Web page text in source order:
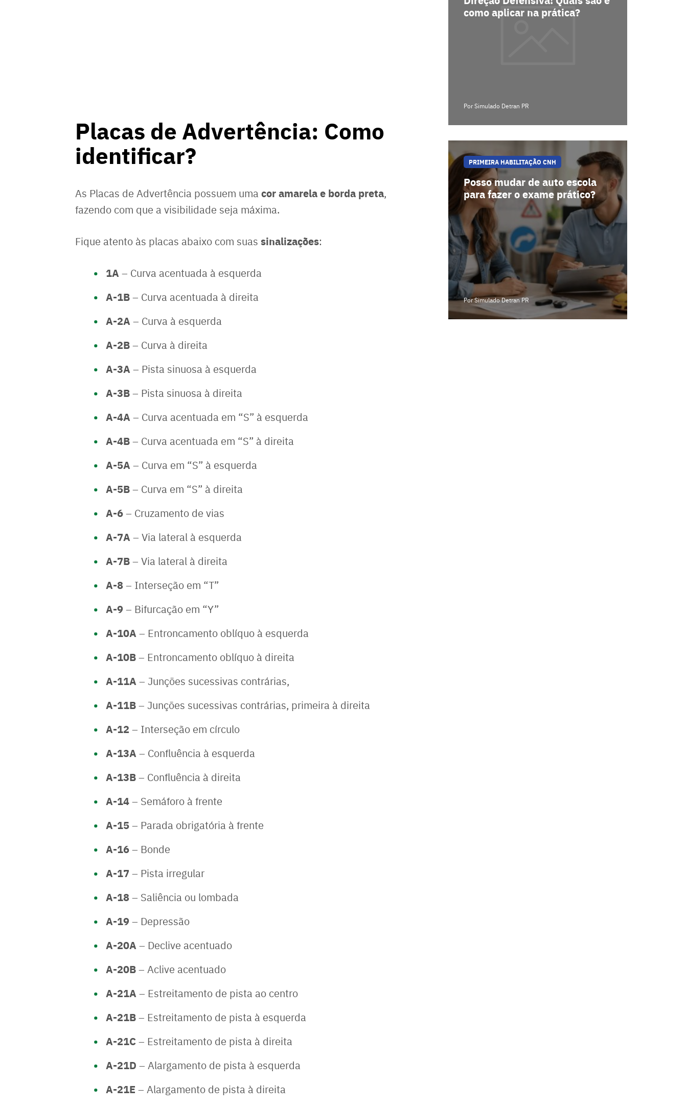
Placas de Advertência: Como
identificar?
As Placas de Advertência possuem uma cor amarela e borda preta,
fazendo com que a visibilidade seja máxima.
Fique atento às placas abaixo com suas sinalizações:
1A – Curva acentuada à esquerda
A-1B– Curva acentuada à direita
A-2A – Curva à esquerda
A-2B– Curva à direita
A-3A – Pista sinuosa à esquerda
A-3B– Pista sinuosa à direita
A-4A – Curva acentuada em “S” à esquerda
A-4B– Curva acentuada em “S” à direita
A-5A – Curva em “S” à esquerda
A-5B– Curva em “S” à direita
A-6– Cruzamento de vias
A-7A – Via lateral à esquerda
A-7B– Via lateral à direita
A-8– Interseção em “T”
A-9 – Bifurcação em “Y”
A-10A – Entroncamento oblíquo à esquerda
A-10B– Entroncamento oblíquo à direita
A-11A – Junções sucessivas contrárias,
A-11B– Junções sucessivas contrárias, primeira à direita
A-12 – Interseção em círculo
A-13A – Confluência à esquerda
A-13B– Confluência à direita
A-14– Semáforo à frente
A-15– Parada obrigatória à frente
A-16– Bonde
A-17 – Pista irregular
A-18– Saliência ou lombada
A-19 – Depressão
A-20A – Declive acentuado
A-20B– Aclive acentuado
A-21A – Estreitamento de pista ao centro
A-21B– Estreitamento de pista à esquerda
A-21C– Estreitamento de pista à direita
A-21D – Alargamento de pista à esquerda
A-21E – Alargamento de pista à direita
como aplicar na prática?
Por Simulado Detran PR
PRIMEIRA HABILITAÇÃO CNH
Posso mudar de auto escola
para fazer o exame prático?
Por Simulado Detran PR